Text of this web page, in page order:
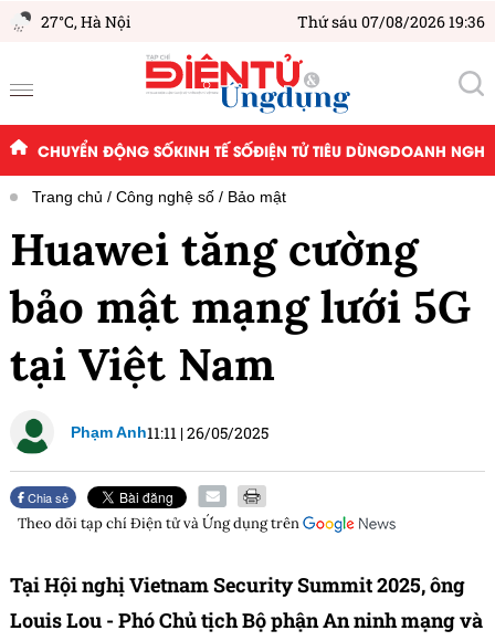
27°C,Hà Nội Thứ sáu 07/08/2026 19:36
CHUYỂN ĐỘNG SỐKINH TẾ SỐĐIỆN TỬ TIÊU DÙNGDOANH
Trang chủ Công nghệ số Bảo mật
Huawei tăng cường
bảo mật mạng lưới 5G
tại Việt Nam
Phạm Anh11:11 |26/05/2025
Chia sẻ
Theo dõi tạp chíĐiện tử và Ứng dụngtrên
Tại Hội nghị Vietnam Security Summit 2025, ông
Louis Lou - Phó Chủ tịch Bộ phận An ninh mạng và